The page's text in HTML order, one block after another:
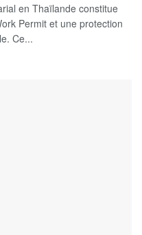
en Thaïlande constitue
Permit et une protection
Ce...